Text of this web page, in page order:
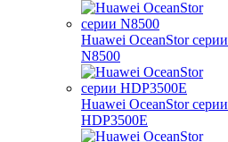
Huawei OceanStor серии
N8500
Huawei OceanStor серии
HDP3500E